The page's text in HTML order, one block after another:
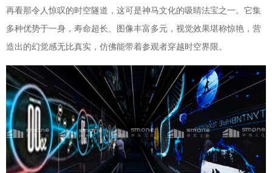
再看那令人惊叹的时空隧道，这可是神马文化的吸睛法宝之一。它集
多种优势于一身，寿命超长、图像丰富多元，视觉效果堪称惊艳，营
造出的幻觉感无比真实，仿佛能带着参观者穿越时空界限。